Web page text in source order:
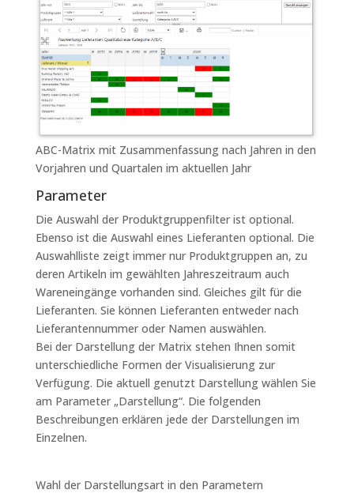
ABC-Matrix mit Zusammenfassung nach Jahren in den
Vorjahren und Quartalen im aktuellen Jahr
Parameter
Die Auswahl der Produktgruppenfilter ist optional.
Ebenso ist die Auswahl eines Lieferanten optional. Die
Auswahlliste zeigt immer nur Produktgruppen an, zu
deren Artikeln im gewählten Jahreszeitraum auch
Wareneingänge vorhanden sind. Gleiches gilt für die
Lieferanten. Sie können Lieferanten entweder nach
Lieferantennummer oder Namen auswählen.
Bei der Darstellung der Matrix stehen Ihnen somit
unterschiedliche Formen der Visualisierung zur
Verfügung. Die aktuell genutzt Darstellung wählen Sie
am Parameter „Darstellung“. Die folgenden
Beschreibungen erklären jede der Darstellungen im
Einzelnen.
Wahl der Darstellungsart in den Parametern